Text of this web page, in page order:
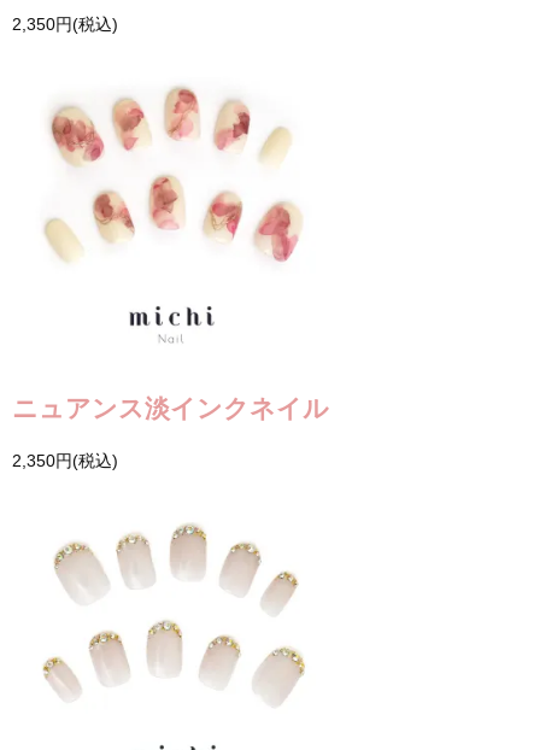
2,350円(税込)
ニュアンス淡インクネイル
2,350円(税込)